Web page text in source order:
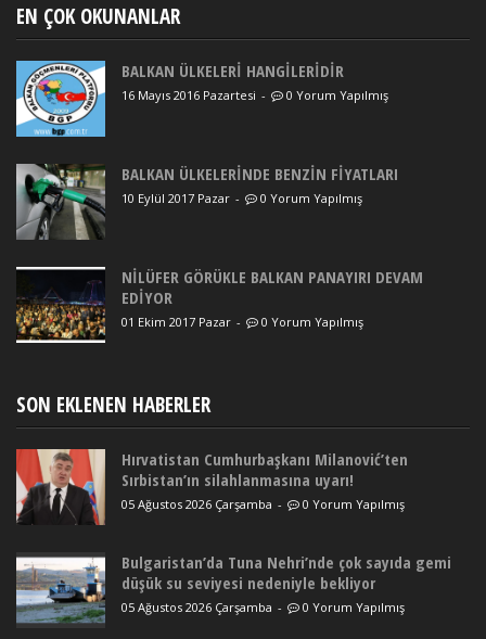
EN ÇOK OKUNANLAR
BALKAN ÜLKELERİ HANGİLERİDİR
16 Mayıs 2016 Pazartesi - 0 Yorum Yapılmış
BALKAN ÜLKELERİNDE BENZİN FİYATLARI
10 Eylül 2017 Pazar - 0 Yorum Yapılmış
NİLÜFER GÖRÜKLE BALKAN PANAYIRI DEVAM
EDİYOR
01 Ekim 2017 Pazar - 0 Yorum Yapılmış
SON EKLENEN HABERLER
Hırvatistan Cumhurbaşkanı Milanović’ten
Sırbistan’ın silahlanmasına uyarı!
05 Ağustos 2026 Çarşamba - 0 Yorum Yapılmış
Bulgaristan’da Tuna Nehri’nde çok sayıda gemi
düşük su seviyesi nedeniyle bekliyor
05 Ağustos 2026 Çarşamba - 0 Yorum Yapılmış